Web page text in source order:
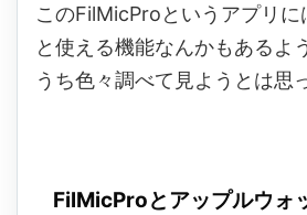
このFilMicProというアプリに
と使える機能なんかもあるよ
うち色々調べて見ようとは思
FilMicProとアップルウォ